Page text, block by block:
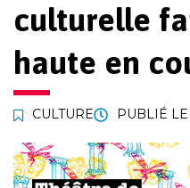
culturelle
haute en
CULTURE PUBLIÉ LE